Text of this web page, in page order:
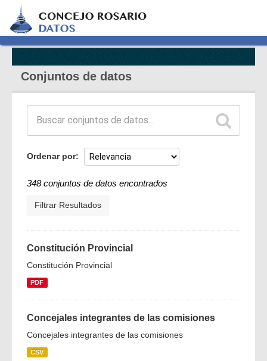
Conjuntos de datos
Ordenar por
348 conjuntos de datos encontrados
Filtrar Resultados
Constitución Provincial
Constitución Provincial
PDF
Concejales integrantes de las comisiones
Concejales integrantes de las comisiones
CSV